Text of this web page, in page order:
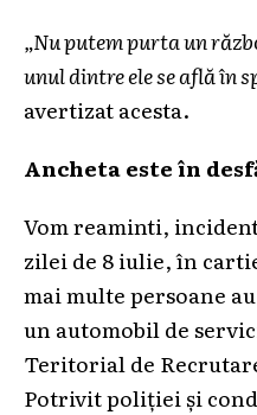
„Nu putem purta un
unul dintre ele se află în
avertizat acesta.
Ancheta este în
Vom reaminti,
zilei de 8 iulie, în
mai multe persoane
un automobil de
Teritorial de
Potrivit poliției și